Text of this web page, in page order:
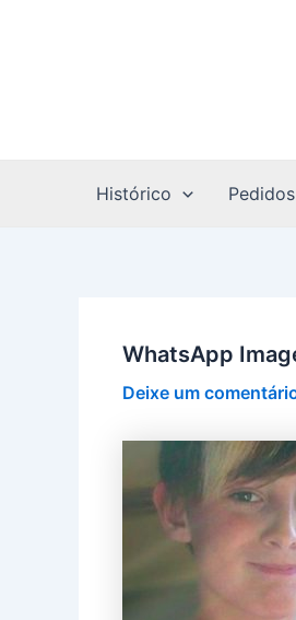
Histórico Pedidos
WhatsApp
Deixe um